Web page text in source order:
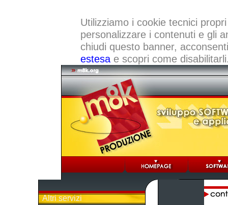
Utilizziamo i cookie tecnici
personalizzare i contenuti e gli
chiudi questo banner,
estesae scopri come
Altri servizi